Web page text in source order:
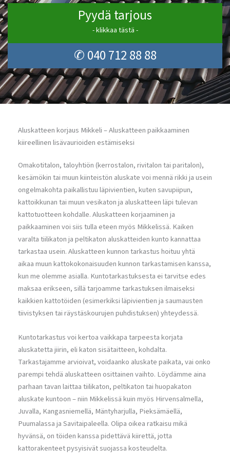
Pyydä tarjous
- klikkaa tästä -
✆ 040 712 88 88
Aluskatteen korjaus Mikkeli – Aluskatteen paikkaaminen
kiireellinen lisävaurioiden estämiseksi
Omakotitalon, taloyhtiön (kerrostalon, rivitalon tai paritalon),
kesämökin tai muun kiinteistön aluskate voi mennä rikki ja usein
ongelmakohta paikallistuu läpivientien, kuten savupiipun,
kattoikkunan tai muun vesikaton ja aluskatteen läpi tulevan
kattotuotteen kohdalle. Aluskatteen korjaaminen ja
paikkaaminen voi siis tulla eteen myös Mikkelissä. Kaiken
varalta tiilikaton ja peltikaton aluskatteiden kunto kannattaa
tarkastaa usein. Aluskatteen kunnon tarkastus hoituu yhtä
aikaa muun kattokokonaisuuden kunnon tarkastamisen kanssa,
kun me olemme asialla. Kuntotarkastuksesta ei tarvitse edes
maksaa erikseen, sillä tarjoamme tarkastuksen ilmaiseksi
kaikkien kattotöiden (esimerkiksi läpivientien ja saumausten
tiivistyksen tai räystäskourujen puhdistuksen) yhteydessä.
Kuntotarkastus voi kertoa vaikkapa tarpeesta korjata
aluskatetta jiirin, eli katon sisätaitteen, kohdalta.
Tarkastajamme arvioivat, voidaanko aluskate paikata, vai onko
parempi tehdä aluskatteen osittainen vaihto. Löydämme aina
parhaan tavan laittaa tiilikaton, peltikaton tai huopakaton
aluskate kuntoon – niin Mikkelissä kuin myös Hirvensalmella,
Juvalla, Kangasniemellä, Mäntyharjulla, Pieksämäellä,
Puumalassa ja Savitaipaleella. Olipa oikea ratkaisu mikä
hyvänsä, on töiden kanssa pidettävä kiirettä, jotta
kattorakenteet pysyisivät suojassa kosteudelta.